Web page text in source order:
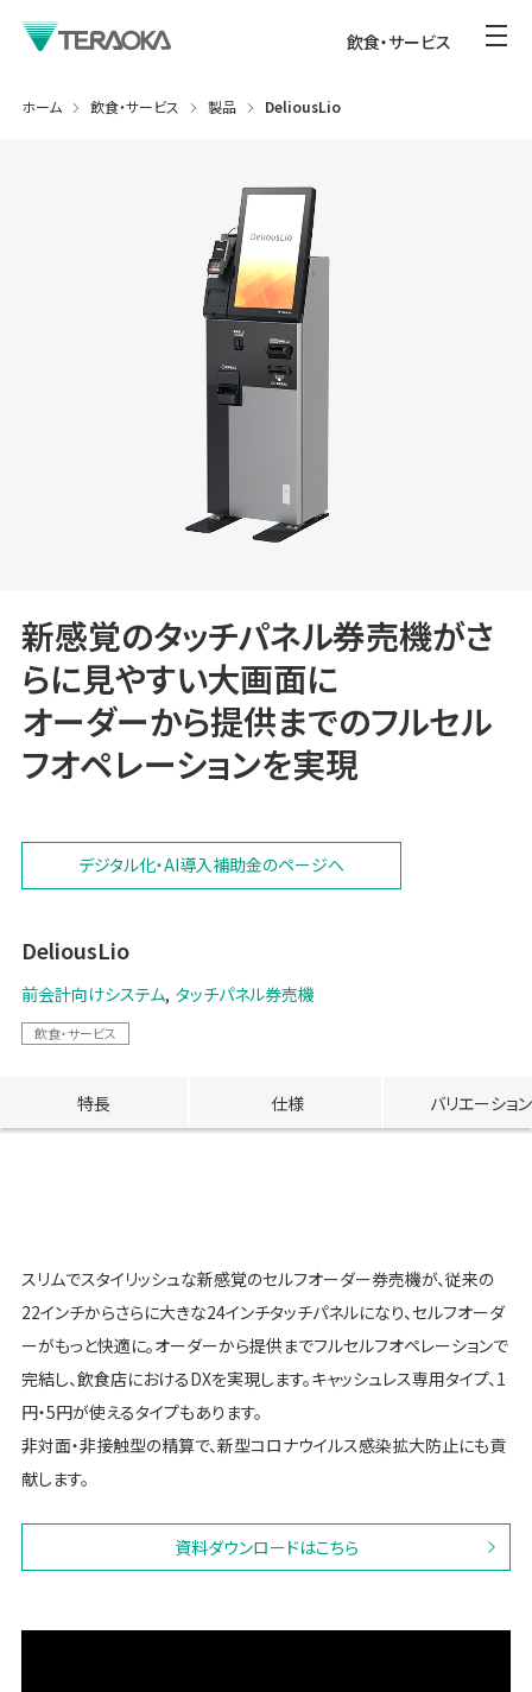
飲食・サービス
ホーム 飲食・サービス 製品 DeliousLio
新感覚のタッチパネル券売機がさ
らに見やすい大画面に
オーダーから提供までのフルセル
フオペレーションを実現
デジタル化・AI導入補助金のページへ
DeliousLio
前会計向けシステム タッチパネル券売機
飲食・サービス
特長 仕様 バリエーション
スリムでスタイリッシュな新感覚のセルフオーダー券売機が、従来の
22インチからさらに大きな24インチタッチパネルになり、セルフオーダ
ーがもっと快適に。オーダーから提供までフルセルフオペレーションで
完結し、飲食店におけるDXを実現します。キャッシュレス専用タイプ、1
円・5円が使えるタイプもあります。
非対面・非接触型の精算で、新型コロナウイルス感染拡大防止にも貢
献します。
資料ダウンロードはこちら